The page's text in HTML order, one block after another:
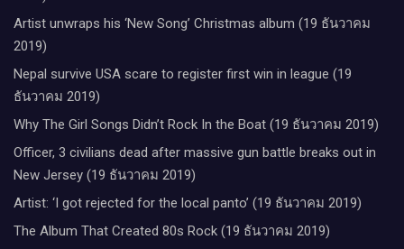
Artist unwraps his ‘New Song’ Christmas album (19 ธันวาคม
2019)
Nepal survive USA scare to register first win in league (19
ธันวาคม 2019)
Why The Girl Songs Didn’t Rock In the Boat (19 ธันวาคม 2019)
Officer, 3 civilians dead after massive gun battle breaks out in
New Jersey (19 ธันวาคม 2019)
Artist: ‘I got rejected for the local panto’ (19 ธันวาคม 2019)
The Album That Created 80s Rock (19 ธันวาคม 2019)